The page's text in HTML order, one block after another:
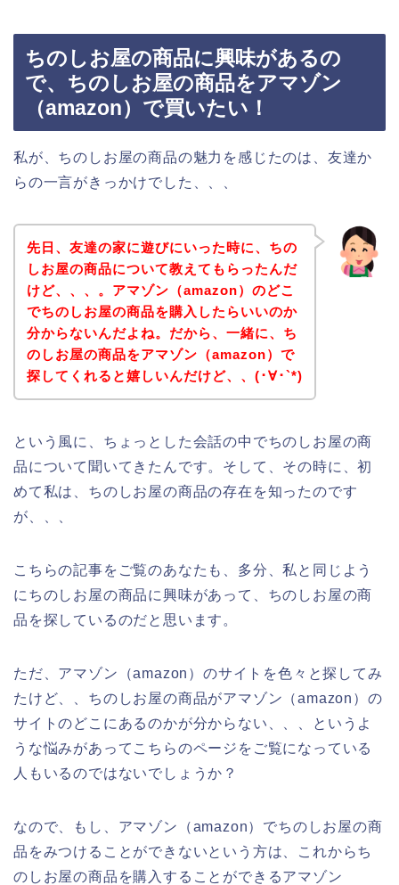
ちのしお屋の商品に興味があるの
で、ちのしお屋の商品をアマゾン
（amazon）で買いたい！
私が、ちのしお屋の商品の魅力を感じたのは、友達か
らの一言がきっかけでした、、、
先日、友達の家に遊びにいった時に、ちの
しお屋の商品について教えてもらったんだ
けど、、、。アマゾン（amazon）のどこ
でちのしお屋の商品を購入したらいいのか
分からないんだよね。だから、一緒に、ち
のしお屋の商品をアマゾン（amazon）で
探してくれると嬉しいんだけど、、(･∀･`*)
という風に、ちょっとした会話の中でちのしお屋の商
品について聞いてきたんです。そして、その時に、初
めて私は、ちのしお屋の商品の存在を知ったのです
が、、、
こちらの記事をご覧のあなたも、多分、私と同じよう
にちのしお屋の商品に興味があって、ちのしお屋の商
品を探しているのだと思います。
ただ、アマゾン（amazon）のサイトを色々と探してみ
たけど、、ちのしお屋の商品がアマゾン（amazon）の
サイトのどこにあるのかが分からない、、、というよ
うな悩みがあってこちらのページをご覧になっている
人もいるのではないでしょうか？
なので、もし、アマゾン（amazon）でちのしお屋の商
品をみつけることができないという方は、これからち
のしお屋の商品を購入することができるアマゾン